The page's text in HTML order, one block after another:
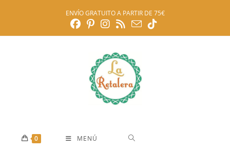
ENVÍO GRATUITO A PARTIR DE 75€
0 MENÚ